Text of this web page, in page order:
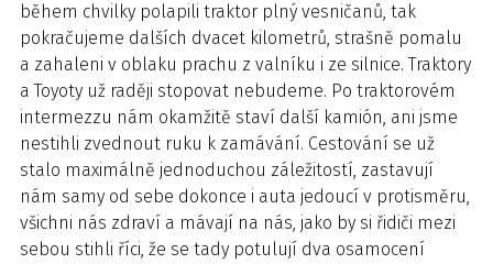
během chvilky polapili traktor plný vesničanů, tak
pokračujeme dalších dvacet kilometrů, strašně pomalu
a zahaleni v oblaku prachu z valníku i ze silnice. Traktory
a Toyoty už raději stopovat nebudeme. Po traktorovém
intermezzu nám okamžitě staví další kamión, ani jsme
nestihli zvednout ruku k zamávání. Cestování se už
stalo maximálně jednoduchou záležitostí, zastavují
nám samy od sebe dokonce i auta jedoucí v protisměru,
všichni nás zdraví a mávají na nás, jako by si řidiči mezi
sebou stihli říci, že se tady potulují dva osamocení